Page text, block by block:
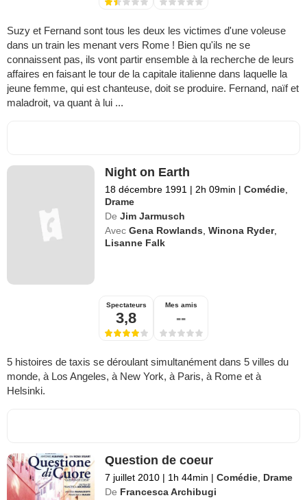
Suzy et Fernand sont tous les deux les victimes d'une voleuse
dans un train les menant vers Rome ! Bien qu'ils ne se
connaissent pas, ils vont partir ensemble à la recherche de leurs
affaires en faisant le tour de la capitale italienne dans laquelle la
jeune femme, qui est chanteuse, doit se produire. Fernand, naïf et
maladroit, va quant à lui ...
Night on Earth
18 décembre 1991 | 2h 09min | Comédie
Drame
De Jim Jarmusch
Avec Gena Rowlands ,Winona Ryder,
Lisanne Falk
Spectateurs
3,8
Mes amis
--
5 histoires de taxis se déroulant simultanément dans 5 villes du
monde, à Los Angeles, à New York, à Paris, à Rome et à
Helsinki.
Question de coeur
7 juillet 2010 | 1h 44min | Comédie Drame
De Francesca Archibugi